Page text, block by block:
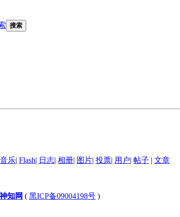
搜索
音乐| Flash| 日志| 相册| 图片| 投票| 用户| 帖子 | 文章
神知网 ( 黑ICP备09004198号 )